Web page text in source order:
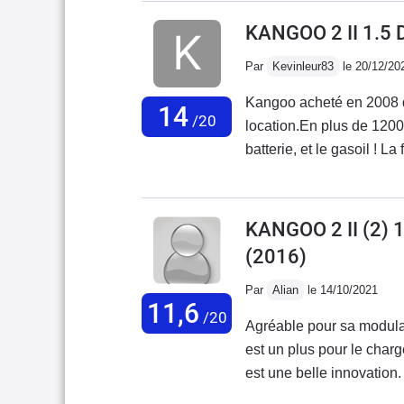
Remplacement
à 200000km ( le
14/20
KANGOO 2 II 1.5
Par Kevinleur83 le 20/12/
Kangoo acheté en
location.En plus de
batterie, et le gasoil !
celles qui doivent être
excellente : grand
rangements sous les
mais également
coulissantes pratique
Mégane/Scénic de
suspensions plus
11,6 /20
KANGOO 2 II (2)
(2016)
Par Alian le 14/10/2021
Agréable pour sa
est un plus pour le
est une belle